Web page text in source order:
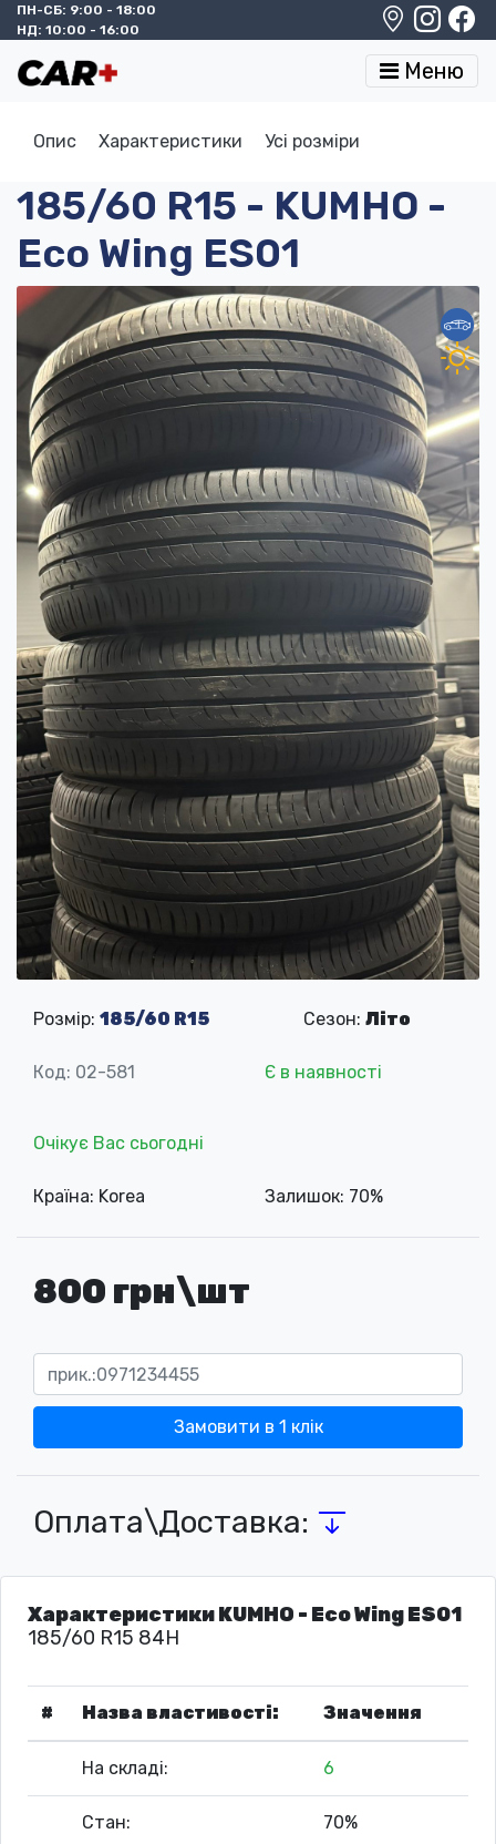
ПН-СБ: 9:00 - 18:00
НД: 10:00 - 16:00
Меню
Опис Характеристики Усі розміри
185/60 R15 - KUMHO -
Eco Wing ES01
Розмір: 185/60 R15 Сезон: Літо
Код: 02-581 Є в наявності
Очікує Вас сьогодні
Країна: Korea Залишок: 70%
800 грн\шт
Замовити в 1 клік
Оплата\Доставка:
Характеристики KUMHO - Eco Wing ES01
185/60 R15 84H
# Назва властивості: Значення
На складі: 6
Стан: 70%